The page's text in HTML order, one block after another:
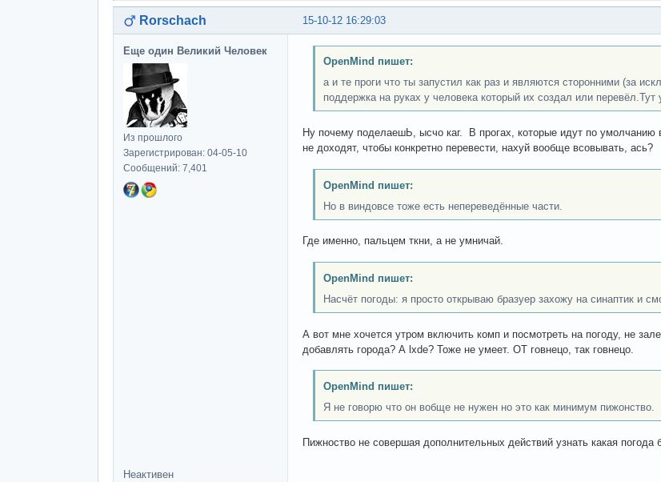
15-10-12 16:29:03
Rorschach
Еще один Великий Человек
Из прошлого
Зарегистрирован: 04-05-10
Сообщений: 7,401
OpenMind пишет:
а и те проги что ты запустил как раз и являются сторонними (за
поддержка на руках у человека который их создал или
Ну почему поделаешЬ, ысчо каг. В прогах, которые идут по умолчанию
не доходят, чтобы конкретно перевести, нахуй вообще всовывать, ась?
OpenMind пишет:
Но в виндовсе тоже есть непереведённые части.
Где именно, пальцем ткни, а не умничай.
OpenMind пишет:
Насчёт погоды: я просто открываю бразуер захожу на синаптик и
А вот мне хочется утром включить комп и посмотреть на погоду, не
добавлять города? А lxde? Тоже не умеет. ОТ говнецо, так говнецо.
OpenMind пишет:
Я не говорю что он вобще не нужен но это как минимум пижонство.
Пижноство не совершая дополнительных действий узнать какая погода
Неактивен